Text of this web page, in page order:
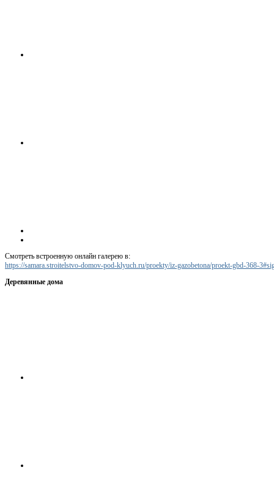
Смотреть встроенную онлайн галерею в:
https://samara.stroitelstvo-domov-pod-klyuch.ru/proekty/iz-gazobetona/proekt-gbd-368-
Деревянные дома